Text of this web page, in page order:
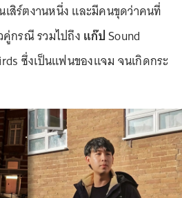
สิร์ตงานหนึ่ง และมีคนขุดว่าคนที่
คู่กรณี รวมไปถึงแก๊ปSound
ซึ่งเป็นแฟนของแจม จนเกิดกระ